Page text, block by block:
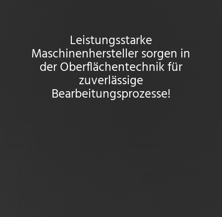
Leistungsstarke
Maschinenhersteller sorgen in
der Oberflächentechnik für
zuverlässige
Bearbeitungsprozesse!